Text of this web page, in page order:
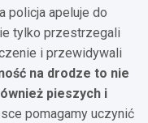
policja apeluje do
tylko przestrzegali
i przewidywali
na drodze to nie
pieszych i
pomagamy uczynić